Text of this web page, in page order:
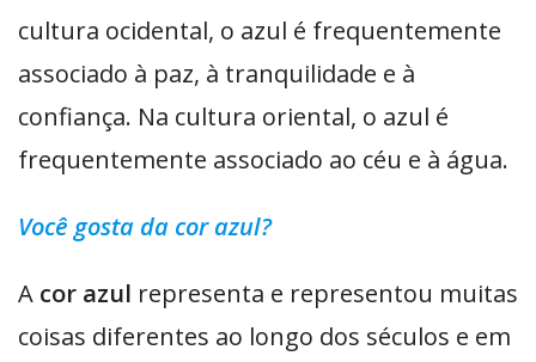
cultura ocidental, o azul é frequentemente
associado à paz, à tranquilidade e à
confiança. Na cultura oriental, o azul é
frequentemente associado ao céu e à água.
Você gosta da cor azul?
A cor azul representa e representou muitas
coisas diferentes ao longo dos séculos e em